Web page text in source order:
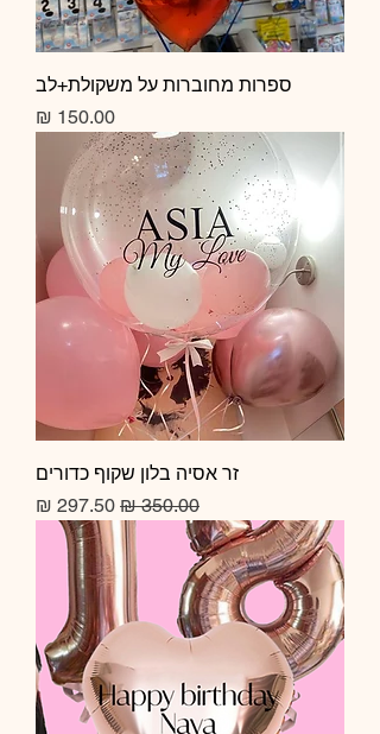
ספרות מחוברות על משקולת+לב
מחיר
זר אסיה בלון שקוף כדורים
מחיר רגיל מחיר מבצע